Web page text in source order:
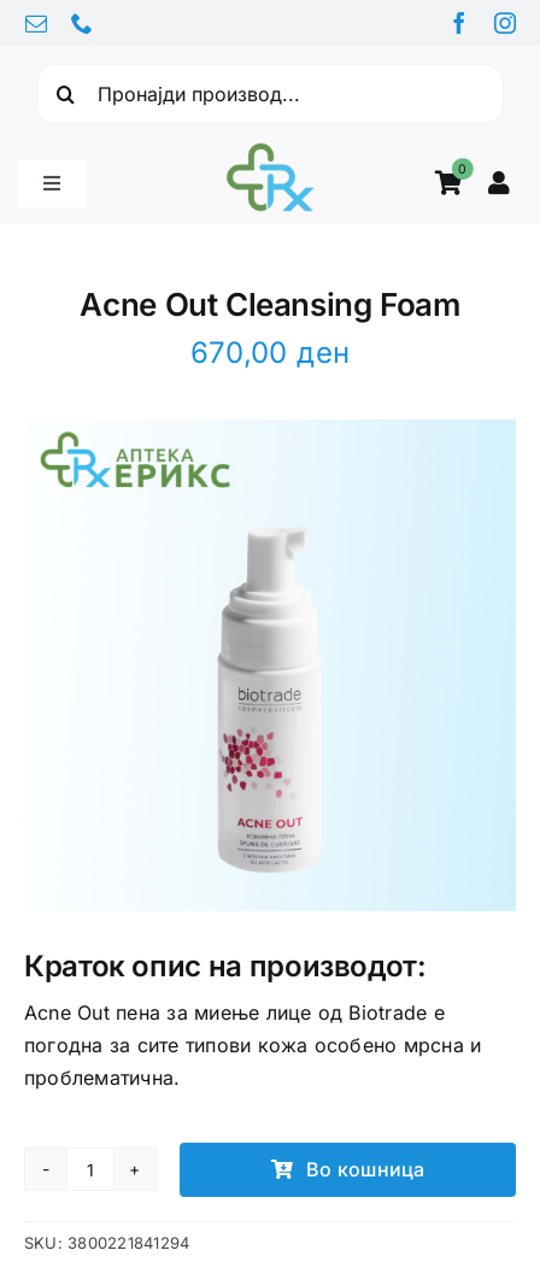
Skip
content
0
Toggle
Acne Out Cleansing Foam
670,00ден
Краток опис на производот:
Acne Out пена за миење лице од Biotrade е
погодна за сите типови кожа особено мрсна и
проблематична.
Acne
Cleansing
Во кошница
SKU: 3800221841294